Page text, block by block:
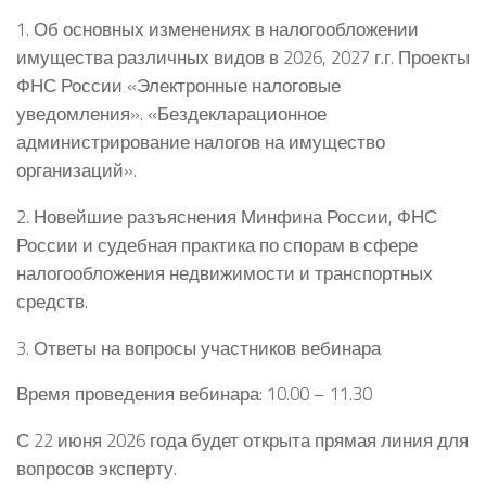
1. Об основных изменениях в налогообложении
имущества различных видов в 2026, 2027 г.г. Проекты
ФНС России «Электронные налоговые
уведомления». «Бездекларационное
администрирование налогов на имущество
организаций».
2. Новейшие разъяснения Минфина России, ФНС
России и судебная практика по спорам в сфере
налогообложения недвижимости и транспортных
средств.
3. Ответы на вопросы участников вебинара
Время проведения вебинара: 10.00 – 11.30
С 22 июня 2026 года будет открыта прямая линия для
вопросов эксперту.